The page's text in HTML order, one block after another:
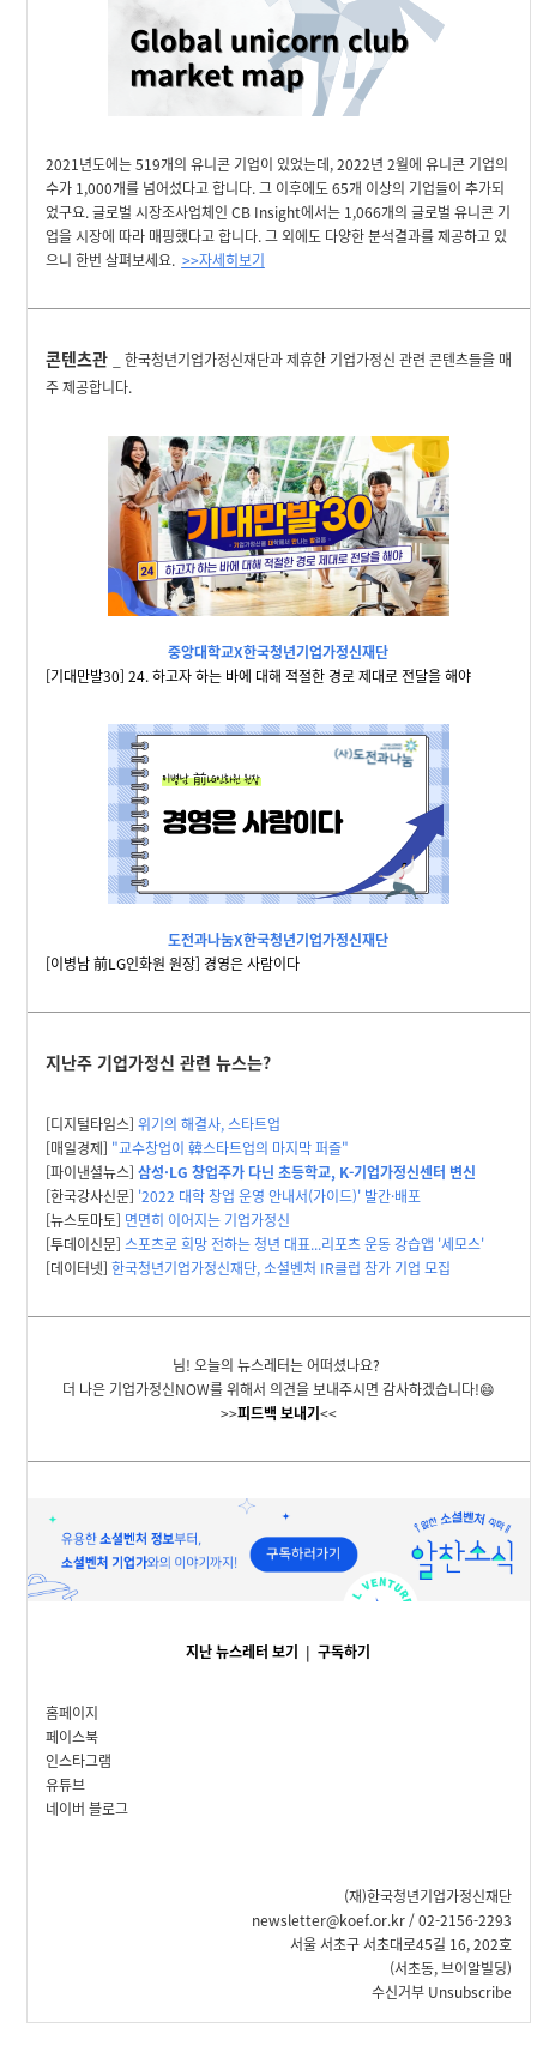
2021년도에는 519개의 유니콘 기업이 있었는데, 2022년 2월에 유니콘 기업의
수가 1,000개를 넘어섰다고 합니다. 그 이후에도 65개 이상의 기업들이 추가되
었구요. 글로벌 시장조사업체인 CB Insight에서는 1,066개의 글로벌 유니콘 기
업을 시장에 따라 매핑했다고 합니다. 그 외에도 다양한 분석결과를 제공하고 있
으니 한번 살펴보세요. >>자세히보기
콘텐츠관
_ 한국청년기업가정신재단과 제휴한 기업가정신 관련 콘텐츠들을 매
주 제공합니다.
중앙대학교X한국청년기업가정신재단
[기대만발30] 24. 하고자 하는 바에 대해 적절한 경로 제대로 전달을 해야
도전과나눔X한국청년기업가정신재단
[이병남 前LG인화원 원장] 경영은 사람이다
지난주 기업가정신 관련 뉴스는?
[디지털타임스] 위기의 해결사, 스타트업
[매일경제] "교수창업이 韓스타트업의 마지막 퍼즐"
[파이낸셜뉴스] 삼성·LG 창업주가 다닌 초등학교, K-기업가정신센터 변신
[한국강사신문] '2022 대학 창업 운영 안내서(가이드)' 발간·배포
[뉴스토마토] 면면히 이어지는 기업가정신
[투데이신문] 스포츠로 희망 전하는 청년 대표...리포츠 운동 강습앱 '세모스'
[데이터넷] 한국청년기업가정신재단, 소셜벤처 IR클럽 참가 기업 모집
님! 오늘의 뉴스레터는 어떠셨나요?
더 나은 기업가정신NOW를 위해서 의견을 보내주시면 감사하겠습니다!😄
>>피드백 보내기<<
지난 뉴스레터 보기 | 구독하기
홈페이지
페이스북
인스타그램
유튜브
네이버 블로그
(재)한국청년기업가정신재단
newsletter@koef.or.kr / 02-2156-2293
서울 서초구 서초대로45길 16, 202호
(서초동, 브이알빌딩)
수신거부 Unsubscribe